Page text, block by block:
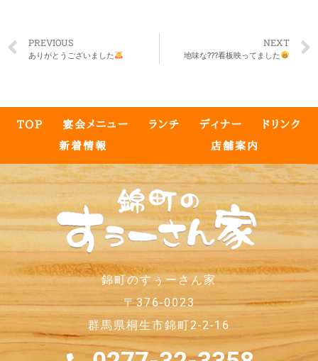
PREVIOUS
ありがとうございました
NEXT
地味な???看板映ってました
TOP 宴会メニュー ランチ ディナー
ドリンク
新着情報
店舗案内
錦町のすぅーさん家
〒376-0023
群馬県桐生市錦町2-2-16